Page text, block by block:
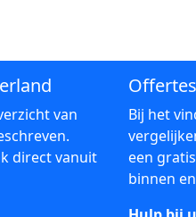
van
direct vanuit
Bij het
een
binnen